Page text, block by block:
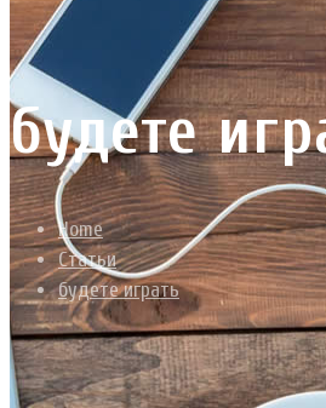
будете
Home
Статьи
будете играть